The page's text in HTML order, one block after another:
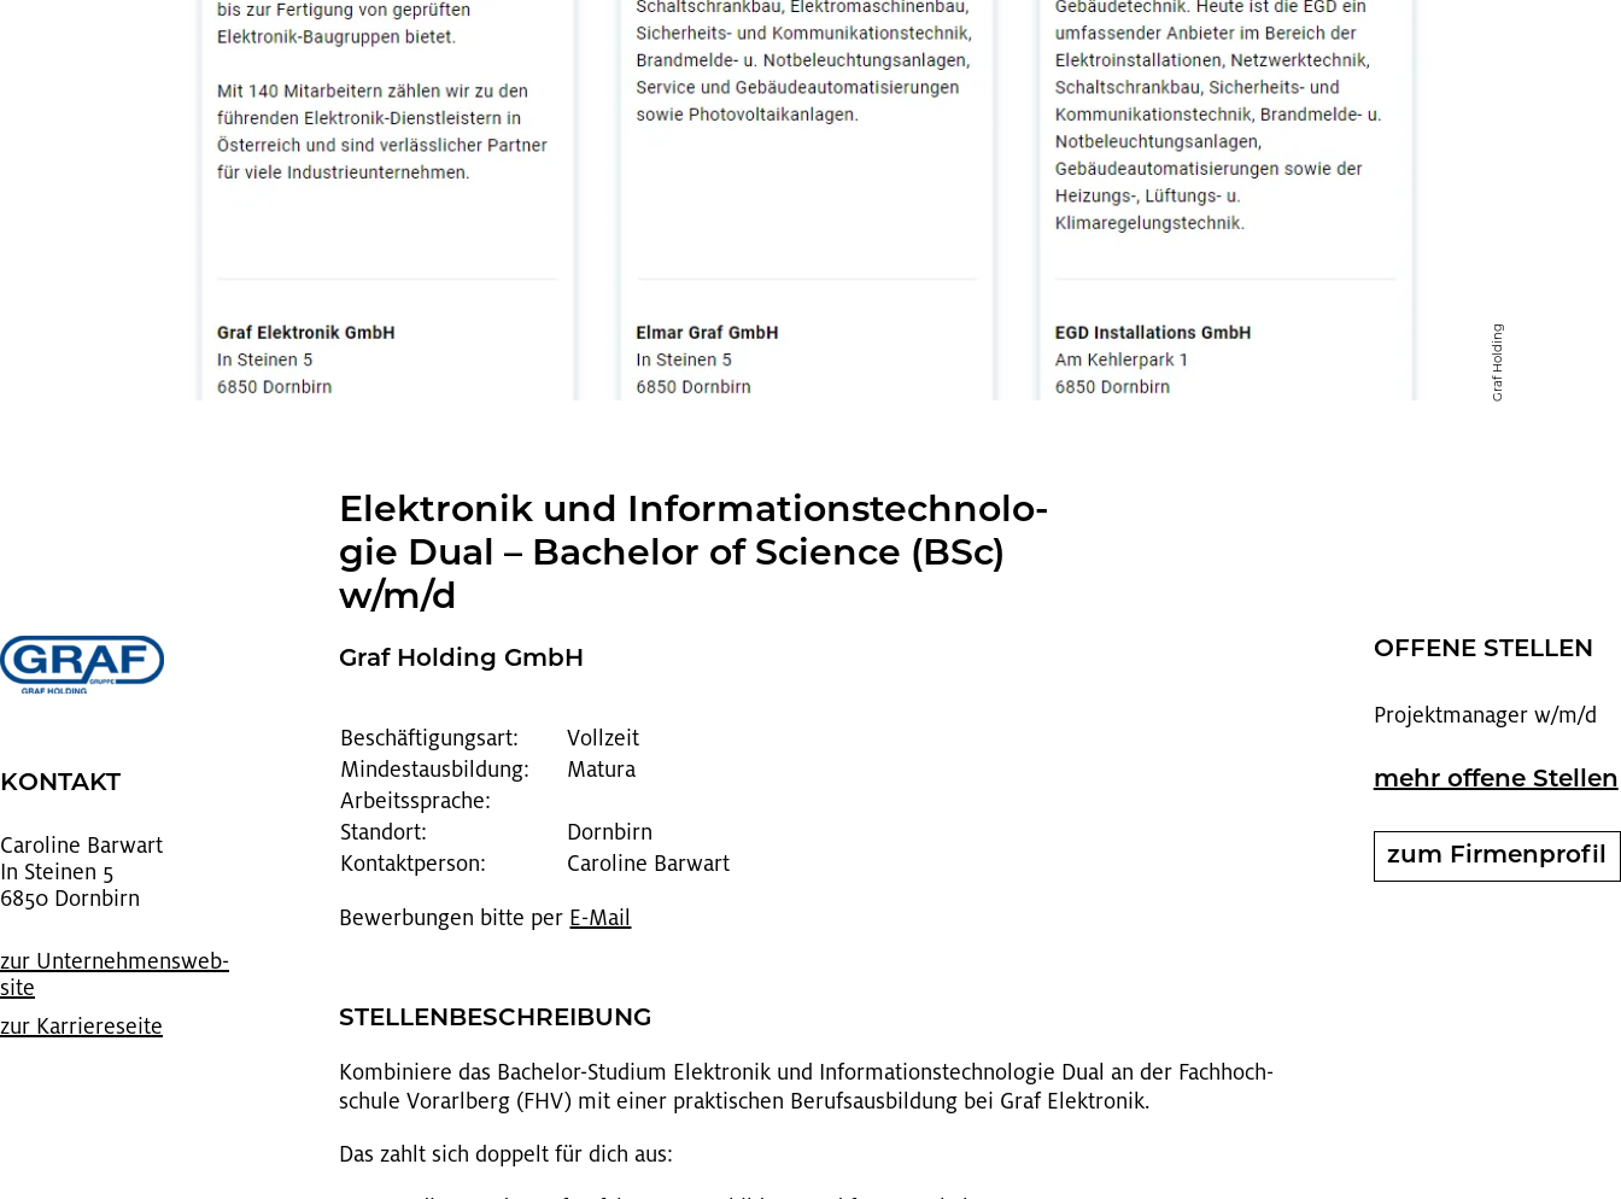
Graf Holding
Elek­tro­nik und In­for­ma­ti­ons­tech­no­lo­
gie Dual – Ba­che­lor of Sci­ence (BSc)
w/m/d
Graf Hol­ding GmbH
Beschäftigungsart:
Vollzeit
Mindestausbildung:
Matura
Arbeitssprache:
Standort:
Dornbirn
Kontaktperson:
Caroline Barwart
Be­wer­bun­gen bitte per E-Mail
STEL­LEN­BE­SCHREI­BUNG
Kom­bi­nie­re das Ba­che­lor-Stu­di­um Elek­tro­nik und In­for­ma­ti­ons­tech­no­lo­gie Dual an der Fach­hoch­
schu­le Vor­arl­berg (FHV) mit einer prak­ti­schen Be­rufs­aus­bil­dung bei Graf Elek­tro­nik.
Das zahlt sich dop­pelt für dich aus:
KON­TAKT
Ca­ro­li­ne Bar­wart
In Stei­nen 5
6850 Dorn­birn
zur Un­ter­neh­mens­web­
site
zur Kar­rie­re­sei­te
OF­FE­NE STEL­LEN
Pro­jekt­ma­na­ger w/m/d
mehr of­fe­ne Stel­len
zum Fir­men­pro­fil